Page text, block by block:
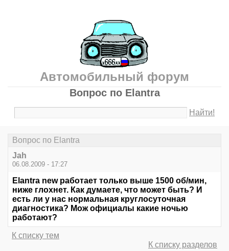
Автомобильный форум
Вопрос по Elantra
Найти!
Вопрос по Elantra
Jah
06.08.2009 - 17:27
Elantra new работает только выше 1500 об/мин,
ниже глохнет. Как думаете, что может быть? И
есть ли у нас нормальная круглосуточная
диагностика? Мож официалы какие ночью
работают?
К списку тем
К списку разделов